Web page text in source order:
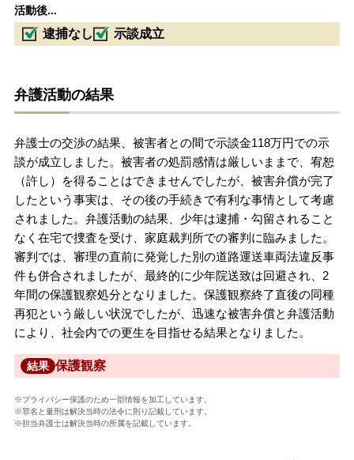
活動後...
逮捕なし 示談成立
弁護活動の結果
弁護士の交渉の結果、被害者との間で示談金118万円での示
談が成立しました。被害者の処罰感情は厳しいままで、宥恕
（許し）を得ることはできませんでしたが、被害弁償が完了
したという事実は、その後の手続きで有利な事情として考慮
されました。弁護活動の結果、少年は逮捕・勾留されること
なく在宅で捜査を受け、家庭裁判所での審判に臨みました。
審判では、審理の直前に発覚した別の道路運送車両法違反事
件も併合されましたが、最終的に少年院送致は回避され、2
年間の保護観察処分となりました。保護観察終了直後の同種
再犯という厳しい状況でしたが、迅速な被害弁償と弁護活動
により、社会内での更生を目指せる結果となりました。
結果 保護観察
※プライバシー保護のため一部情報を加工しています。
※罪名と量刑は解決当時の法令に則り記載しています。
※担当弁護士は解決当時の所属を記載しています。